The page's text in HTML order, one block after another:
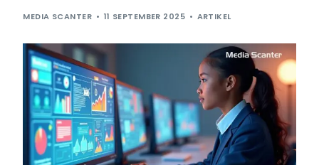
MEDIA SCANTER 11 SEPTEMBER 2025 ARTIKEL